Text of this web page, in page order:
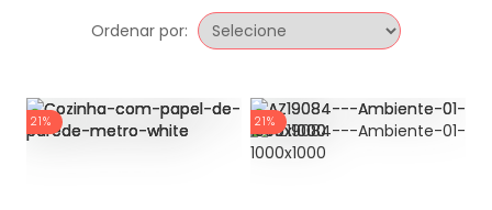
Ordenar por:
21% 21%